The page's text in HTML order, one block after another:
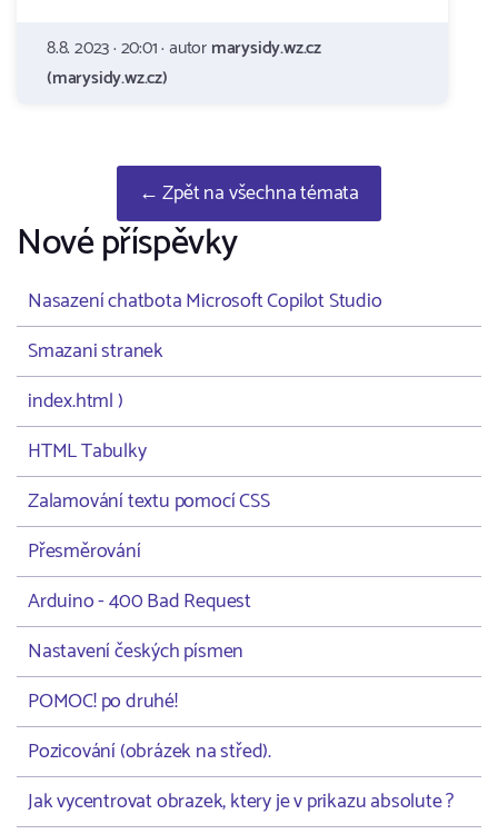
8.8. 2023 · 20:01 · autormarysidy.wz.cz
(marysidy.wz.cz)
← Zpět na všechna témata
Nové příspěvky
Nasazení chatbota Microsoft Copilot Studio
Smazani stranek
index.html )
HTML Tabulky
Zalamování textu pomocí CSS
Přesměrování
Arduino - 400 Bad Request
Nastavení českých písmen
POMOC! po druhé!
Pozicování (obrázek na střed).
Jak vycentrovat obrazek, ktery je v prikazu absolute ?